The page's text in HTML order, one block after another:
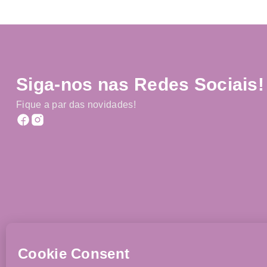
Siga-nos nas Redes Sociais!
Fique a par das novidades!